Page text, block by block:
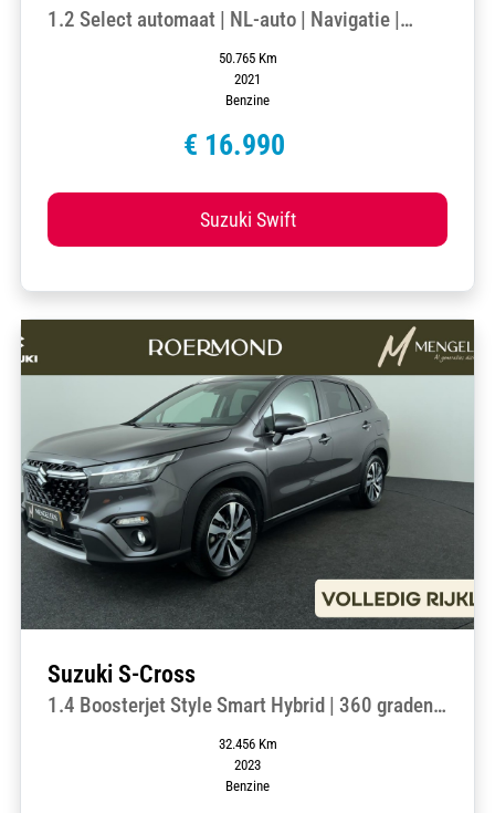
1.2 Select automaat | NL-auto | Navigatie |
50.765 Km
2021
Benzine
€ 16.990
Suzuki Swift
Suzuki S-Cross
1.4 Boosterjet Style Smart Hybrid | 360 graden
32.456 Km
2023
Benzine